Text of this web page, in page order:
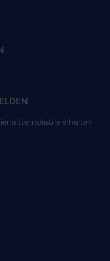
erhalten